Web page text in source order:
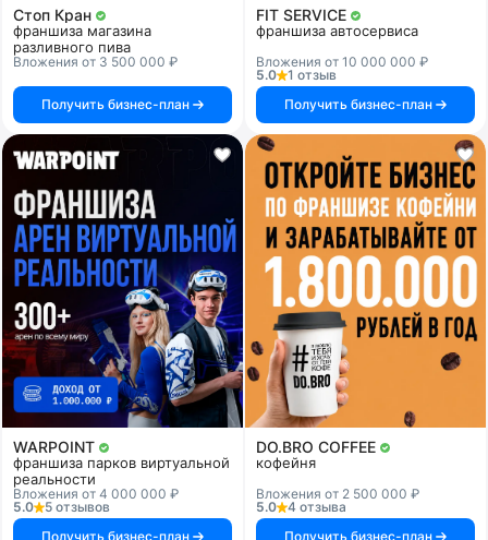
Стоп Кран
франшиза магазина
разливного пива
Вложения от 3 500 000 ₽
Получить бизнес-план
FIT SERVICE
франшиза автосервиса
Вложения от 10 000 000 ₽
5.0
1 отзыв
Получить бизнес-план
WARPOINT
франшиза парков виртуальной
реальности
Вложения от 4 000 000 ₽
5.0
5 отзывов
Получить бизнес-план
DO.BRO COFFEE
кофейня
Вложения от 2 500 000 ₽
5.0
4 отзыва
Получить бизнес-план